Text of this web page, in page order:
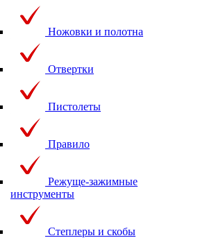
Ножовки и полотна
Отвертки
Пистолеты
Правило
Режуще-зажимные
инструменты
Степлеры и скобы